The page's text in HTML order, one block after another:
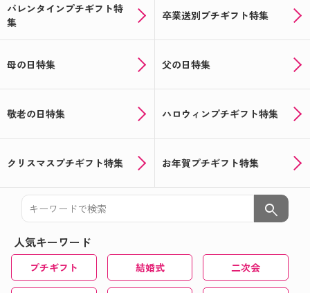
バレンタインプチギフト特
集
卒業送別プチギフト特集
母の日特集 父の日特集
敬老の日特集 ハロウィンプチギフト特集
クリスマスプチギフト特集 お年賀プチギフト特集
search
人気キーワード
プチギフト 結婚式 二次会